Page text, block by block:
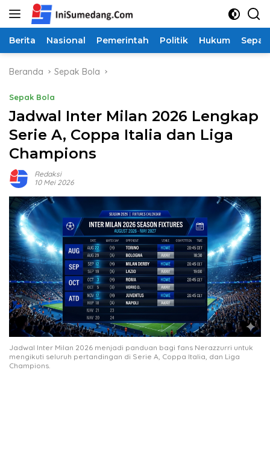
Langsung
Berita Nasional Pemerintah Politik Hukum
Beranda Sepak Bola
Sepak Bola
Jadwal Inter Milan 2026 Lengkap
Serie A, Coppa Italia dan Liga
Champions
Redaksi
10 Mei 2026
Jadwal Inter Milan 2026 menjadi panduan bagi fans Nerazzurri untuk
mengikuti seluruh pertandingan di Serie A, Coppa Italia, dan Liga
Champions.